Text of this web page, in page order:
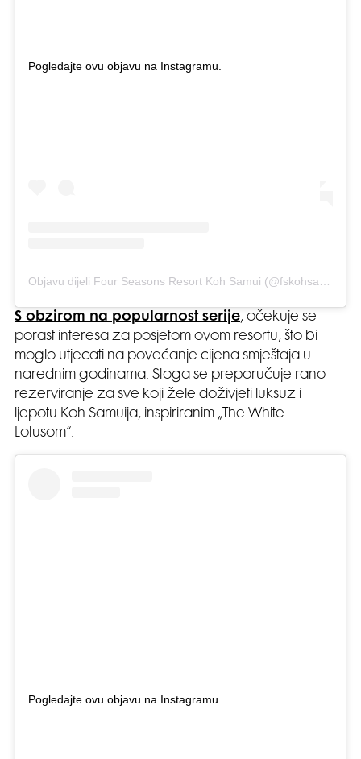
Pogledajte ovu objavu na Instagramu.
S obzirom na popularnost serije, očekuje se
porast interesa za posjetom ovom resortu, što bi
moglo utjecati na povećanje cijena smještaja u
narednim godinama. Stoga se preporučuje rano
rezerviranje za sve koji žele doživjeti luksuz i
ljepotu Koh Samuija, inspiriranim „The White
Lotusom“.
Pogledajte ovu objavu na Instagramu.